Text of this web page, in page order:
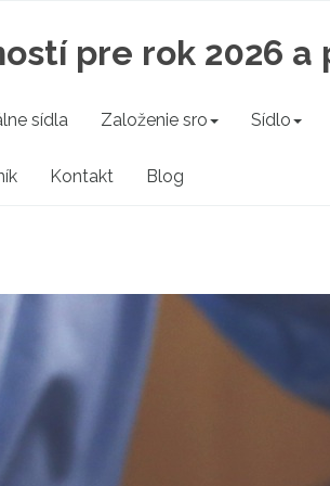
sídla Založenie sro Sídlo
Kontakt Blog
pre rok 2026 a